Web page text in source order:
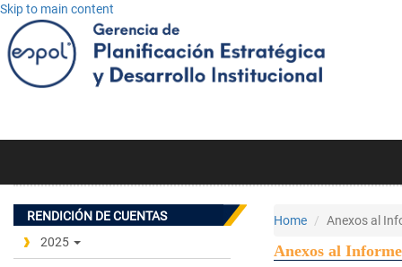
Skip to main content
RENDICIÓN DE CUENTAS
2025
Home Anexos al
Anexos al